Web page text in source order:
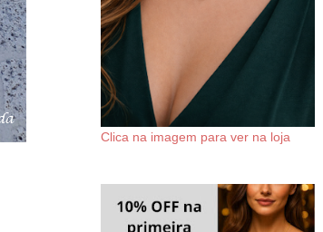
Clica na imagem para ver na loja